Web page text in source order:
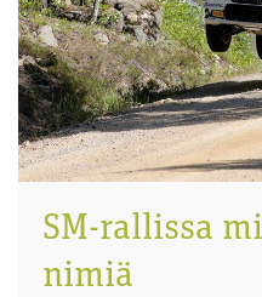
SM-rallissa
nimiä